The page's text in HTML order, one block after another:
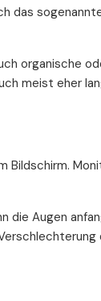
das
organische
meist eher
Bildschirm.
Augen